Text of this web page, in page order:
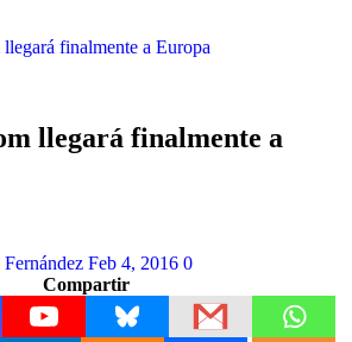
finalmente a Europa
llegará finalmente a
Feb 4, 2016 0
Compartir